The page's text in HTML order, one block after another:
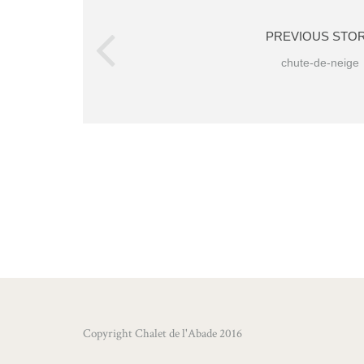
PREVIOUS
chute-de-neige
Copyright Chalet de l'Abade 2016